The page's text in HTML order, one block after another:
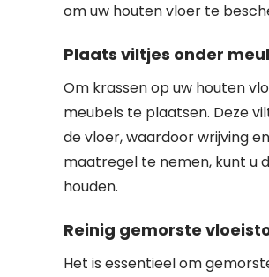
om uw houten vloer te
Plaats viltjes onder
Om krassen op uw houten
meubels te plaatsen. Deze
de vloer, waardoor wrijving
maatregel te nemen, kunt u
houden.
Reinig gemorste
Het is essentieel om